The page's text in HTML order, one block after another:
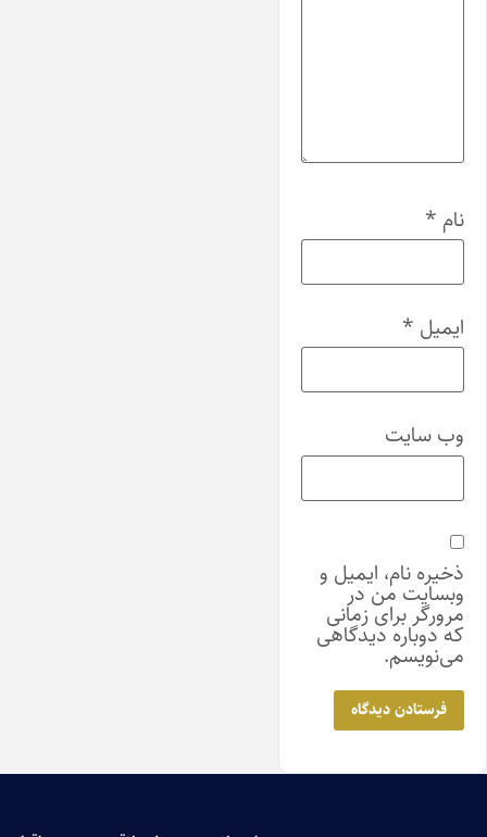
نام *
ایمیل *
وب‌ سایت
ذخیره نام، ایمیل و
وبسایت من در
مرورگر برای زمانی
که دوباره دیدگاهی
می‌نویسم.